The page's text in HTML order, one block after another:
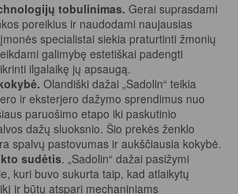
tobulinimas. Gerai suprasdami
poreikius ir naudodami naujausias
specialistai siekia praturtinti žmonių
galimybę estetiškai padengti
ilgalaikę jų apsaugą.
Olandiški dažai „Sadolin“ teikia
ir eksterjero dažymo sprendimus nuo
paruošimo etapo iki paskutinio
dažų sluoksnio. Šio prekės ženklo
spalvų pastovumas ir aukščiausia kokybė.
sudėtis. „Sadolin“ dažai pasižymi
kuri buvo sukurta taip, kad atlaikytų
ir būtų atspari mechaniniams